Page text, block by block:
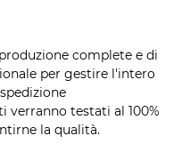
complete e di
per gestire l'intero
testati al 100%
la qualità.